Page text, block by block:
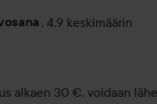
, 4.9 keskimäärin
alkaen 30 €, voidaan